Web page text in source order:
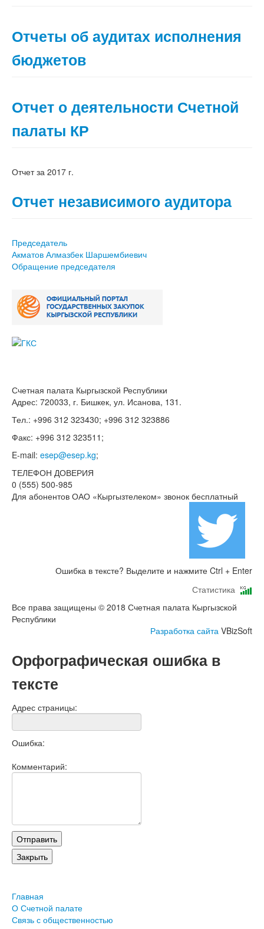
Отчеты об аудитах исполнения
бюджетов
Отчет о деятельности Счетной
палаты КР
Отчет за 2017 г.
Отчет независимого аудитора
Председатель
Акматов Алмазбек Шаршембиевич
Обращение председателя
Счетная палата Кыргызской Республики
Адрес: 720033, г. Бишкек, ул. Исанова, 131.
Тел.: +996 312 323430; +996 312 323886
Факс: +996 312 323511;
E-mail: esep@esep.kg;
ТЕЛЕФОН ДОВЕРИЯ
0 (555) 500-985
Для абонентов ОАО «Кыргызтелеком» звонок бесплатный
Ошибка в тексте? Выделите и нажмите Ctrl + Enter
Статистика
Все права защищены © 2018 Счетная палата Кыргызской
Республики
Разработка сайта VBizSoft
Орфографическая ошибка в
тексте
Адрес страницы:
Ошибка:
Комментарий:
Главная
О Счетной палате
Связь с общественностью